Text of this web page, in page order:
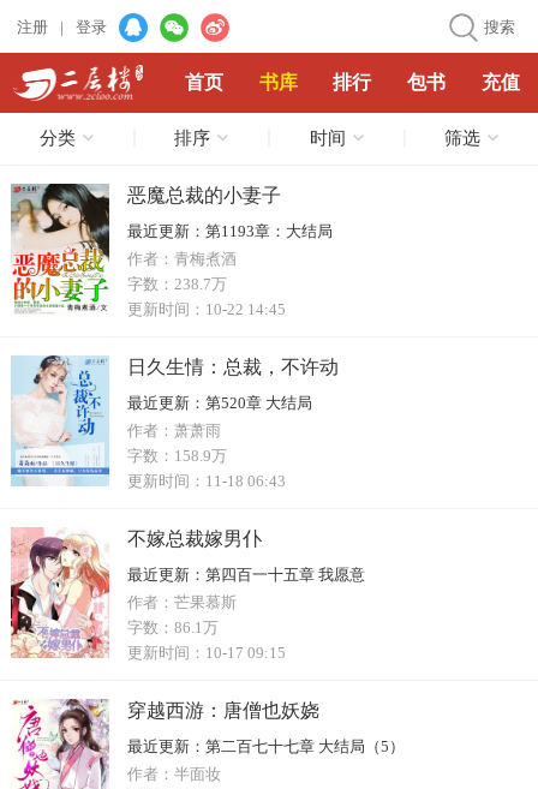
注册 | 登录 搜索
首页 书库 排行 包书 充值
分类 排序 时间 筛选
恶魔总裁的小妻子
最近更新： 第1193章：大结局
作者： 青梅煮酒
字数： 238.7万
更新时间： 10-22 14:45
日久生情：总裁，不许动
最近更新：
第520章 大结局
作者： 萧萧雨
字数： 158.9万
更新时间： 11-18 06:43
不嫁总裁嫁男仆
最近更新： 第四百一十五章 我愿意
作者： 芒果慕斯
字数： 86.1万
更新时间： 10-17 09:15
穿越西游：唐僧也妖娆
最近更新： 第二百七十七章 大结局（5）
作者： 半面妆